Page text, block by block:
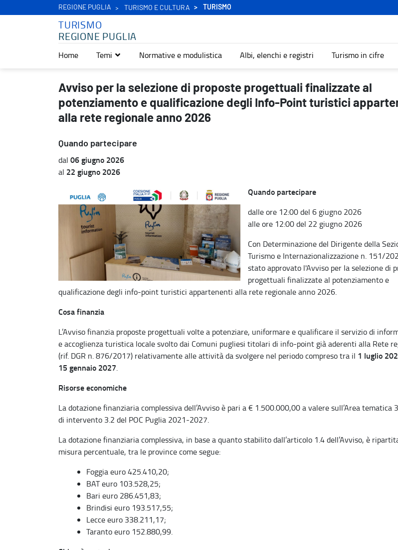
REGIONE PUGLIA TURISMO E CULTURA TURISMO
TURISMO
REGIONE PUGLIA
Home Temi Normative e modulistica Albi, elenchi e registri Turismo in cifre
Avviso per la selezione di proposte progettuali finalizzate al potenziamento e qualificazione degli Info-Point turistici
Avviso per la selezione di proposte progettuali finalizzate al
potenziamento e qualificazione degli Info-Point turistici
alla rete regionale anno 2026
Quando partecipare
dal 06 giugno 2026
al 22 giugno 2026
Quando partecipare
dalle ore 12:00 del 6 giugno 2026
alle ore 12:00 del 22 giugno 2026
Con Determinazione del Dirigente della
Turismo e Internazionalizzazione n. 151/
stato approvato l'Avviso per la selezione di
progettuali finalizzate al potenziamento e
qualificazione degli info-point turistici appartenenti alla rete regionale anno 2026.
Cosa finanzia
L’Avviso finanzia proposte progettuali volte a potenziare, uniformare e qualificare il servizio di
e accoglienza turistica locale svolto dai Comuni pugliesi titolari di info-point già aderenti alla Rete
(rif. DGR n. 876/2017) relativamente alle attività da svolgere nel periodo compreso tra il 1 luglio
15 gennaio 2027.
Risorse economiche
La dotazione finanziaria complessiva dell’Avviso è pari a € 1.500.000,00 a valere sull’Area tematica
di intervento 3.2 del POC Puglia 2021-2027.
La dotazione finanziaria complessiva, in base a quanto stabilito dall’articolo 1.4 dell’Avviso, è
misura percentuale, tra le province come segue:
Foggia euro 425.410,20;
BAT euro 103.528,25;
Bari euro 286.451,83;
Brindisi euro 193.517,55;
Lecce euro 338.211,17;
Taranto euro 152.880,99.